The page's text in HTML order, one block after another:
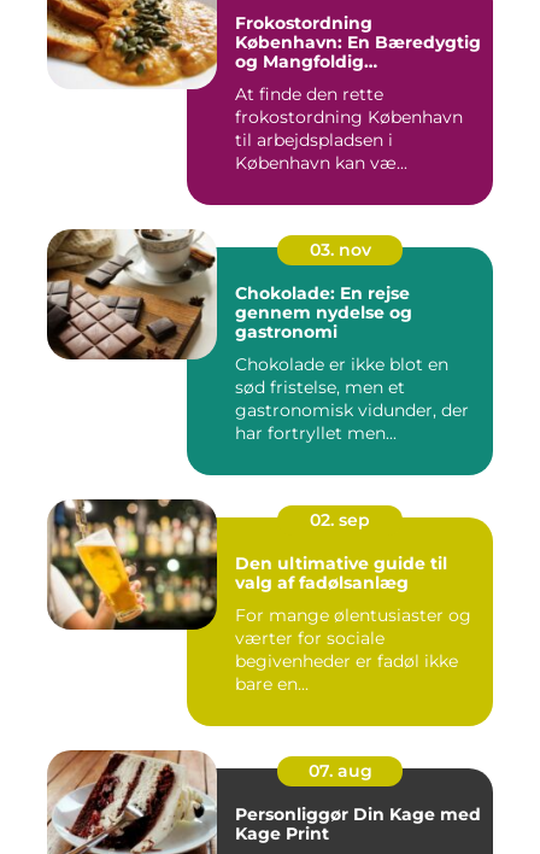
Frokostordning
København: En Bæredygtig
og Mangfoldig
At finde den rette
frokostordning København
til arbejdspladsen i
København kan væ...
03. nov
Chokolade: En rejse
gennem nydelse og
gastronomi
Chokolade er ikke blot en
sød fristelse, men et
gastronomisk vidunder, der
har fortryllet men...
02. sep
Den ultimative guide til
valg af fadølsanlæg
For mange ølentusiaster og
værter for sociale
begivenheder er fadøl ikke
bare en...
07. aug
Personliggør Din Kage med
Kage Print